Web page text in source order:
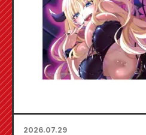
2026.07.29